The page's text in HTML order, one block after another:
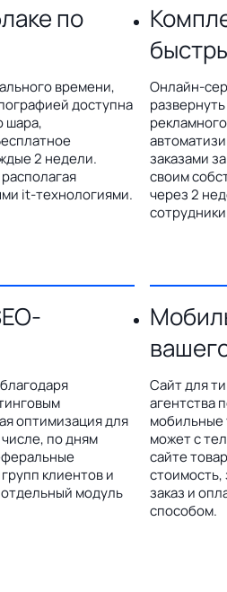
по
времени,
доступна
шара,
2 недели.
it-технологиями.
Онлайн-
заказами
своим
через 2
оптимизация для
числе, по дням
клиентов и
модуль
Сайт для
агентства
мобильные
может с
сайте
стоимость,
заказ и
способом.